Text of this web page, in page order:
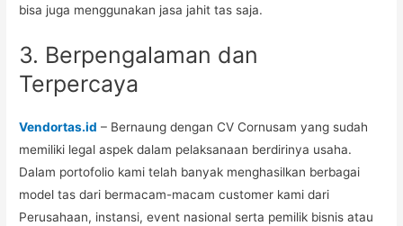
bisa juga menggunakan jasa jahit tas saja.
3. Berpengalaman dan
Terpercaya
Vendortas.id – Bernaung dengan CV Cornusam yang sudah
memiliki legal aspek dalam pelaksanaan berdirinya usaha.
Dalam portofolio kami telah banyak menghasilkan berbagai
model tas dari bermacam-macam customer kami dari
Perusahaan, instansi, event nasional serta pemilik bisnis atau